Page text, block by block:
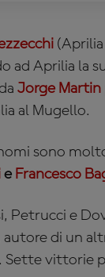
(Aprilia
ad Aprilia la
Jorge Martin
al Mugello.
sono
e Francesco
Petrucci e
autore di un
Sette vittorie